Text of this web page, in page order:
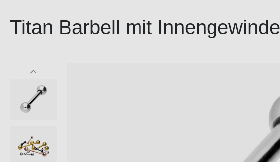
Titan Barbell mit Innengewinde